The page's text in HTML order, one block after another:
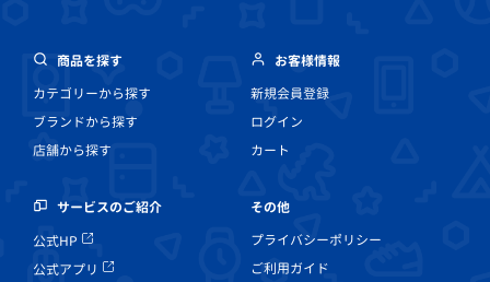
商品を探す
カテゴリーから探す
ブランドから探す
店舗から探す
お客様情報
新規会員登録
ログイン
カート
サービスのご紹介
公式HP
公式アプリ
その他
プライバシーポリシー
ご利用ガイド